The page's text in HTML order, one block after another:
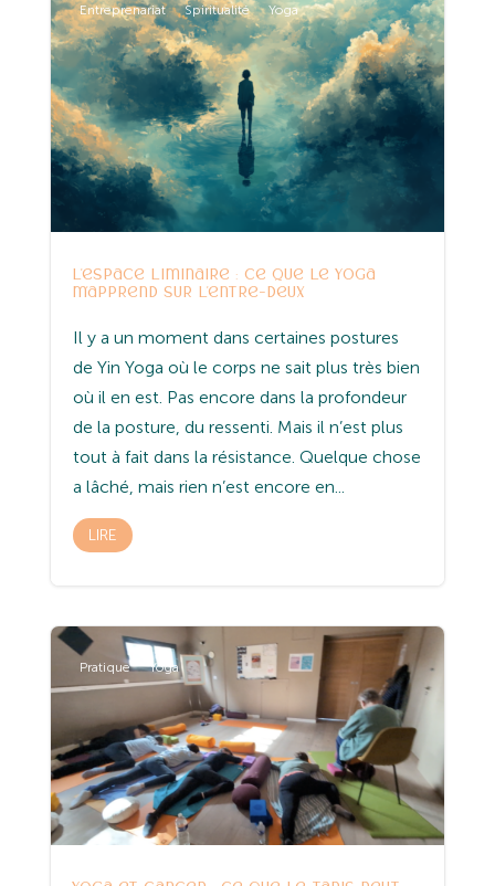
Entreprenariat Spiritualité Yoga
L’espace liminaire : ce que le yoga
m’apprend sur l’entre-deux
Il y a un moment dans certaines postures
de Yin Yoga où le corps ne sait plus très bien
où il en est. Pas encore dans la profondeur
de la posture, du ressenti. Mais il n’est plus
tout à fait dans la résistance. Quelque chose
a lâché, mais rien n’est encore en...
LIRE
Pratique Yoga